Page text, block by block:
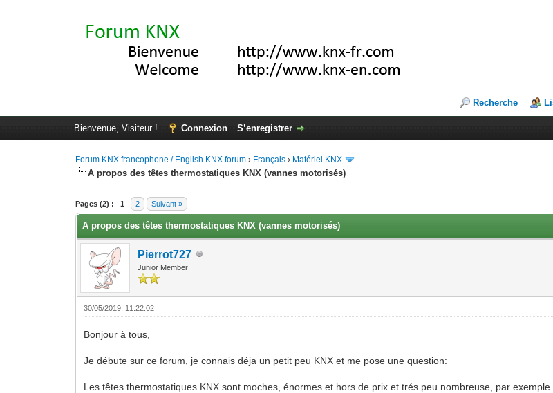
Recherche
Bienvenue, Visiteur ! Connexion S’enregistrer
Forum KNX francophone / English KNX forum › Français › Matériel KNX
A propos des têtes thermostatiques KNX (vannes motorisés)
Pages (2) : 1 2 Suivant »
Moyenne : 0 (0 vote(s))
1
2
3
4
5
A propos des têtes thermostatiques KNX (vannes motorisés)
Pierrot727
Junior Member
30/05/2019, 11:22:02
Bonjour à tous,
Je débute sur ce forum, je connais déja un petit peu KNX et me pose une question:
Les têtes thermostatiques KNX sont moches, énormes et hors de prix et trés peu nombreuse, par